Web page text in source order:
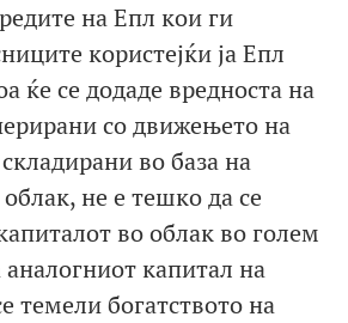
на Епл кои ги
користејќи ја Епл
ќе се додаде вредноста на
со движењето на
во база на
не е тешко да се
во облак во голем
аналогниот капитал на
темели богатството на